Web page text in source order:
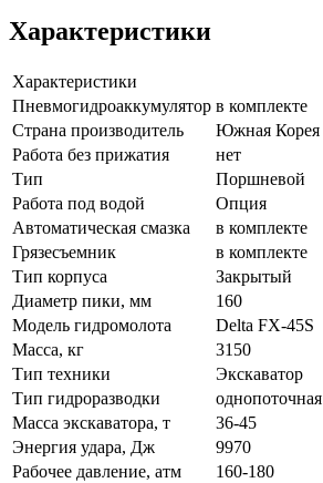
Характеристики
Характеристики
Пневмогидроаккумулятор в комплекте
Страна производитель
Южная Корея
Работа без прижатия
нет
Тип
Поршневой
Работа под водой
Опция
Автоматическая смазка
в комплекте
Грязесъемник
в комплекте
Тип корпуса
Закрытый
Диаметр пики, мм
160
Модель гидромолота
Delta FX-45S
Масса, кг
3150
Тип техники
Экскаватор
Тип гидроразводки
однопоточная
Масса экскаватора, т
36-45
Энергия удара, Дж
9970
Рабочее давление, атм
160-180